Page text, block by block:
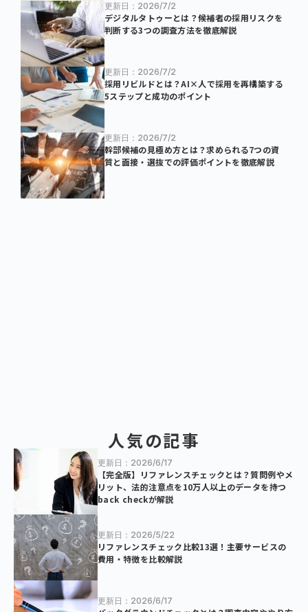
更新日：2026/7/2
デジタルタトゥーとは？候補者の採用リスクを
判断する3つの調査方法を徹底解説
更新日：2026/7/2
採用リビルドとは？AI×人で採用を再構築する
5ステップと成功のポイント
更新日：2026/7/2
幹部候補の見極め方とは？求められる7つの資
質と面接・選抜での評価ポイントを徹底解説
人気の記事
更新日：2026/6/17
【完全版】リファレンスチェックとは？質問例やメ
リット、法的注意点を10万人以上のデータを持つ
back checkが解説
更新日：2026/5/22
リファレンスチェック比較13選！主要サービスの
費用・特徴を比較解説
更新日：2026/6/17